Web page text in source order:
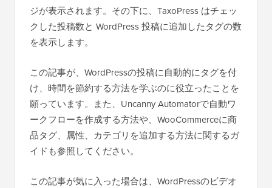
ジが表示されます。その下に、TaxoPress はチェッ
クした投稿数と WordPress 投稿に追加したタグの数
を表示します。
この記事が、WordPressの投稿に自動的にタグを付
け、時間を節約する方法を学ぶのに役立ったことを
願っています。また、Uncanny Automatorで自動ワ
ークフローを作成する方法や、WooCommerceに商
品タグ、属性、カテゴリを追加する方法に関するガ
イドも参照してください。
この記事が気に入った場合は、WordPressのビデオ